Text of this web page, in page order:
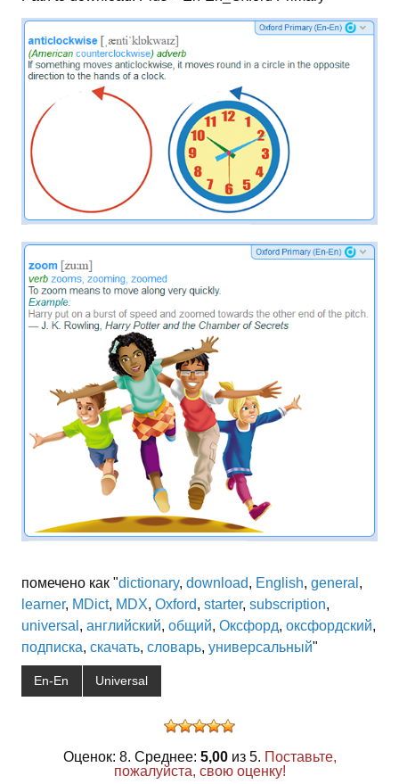
помечено как "dictionary, download, English, general ,
learner, MDict, MDX, Oxford, starter, subscription,
universal , английский, общий, Оксфорд, оксфордский,
подписка, скачать, словарь, универсальный"
En-En Universal
Оценок: 8. Среднее: 5,00из 5. Поставьте,
пожалуйста, свою оценку!